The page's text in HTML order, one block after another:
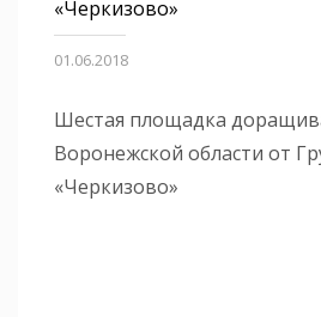
«Черкизово»
01.06.2018
Шестая площадка
Воронежской области от
«Черкизово»